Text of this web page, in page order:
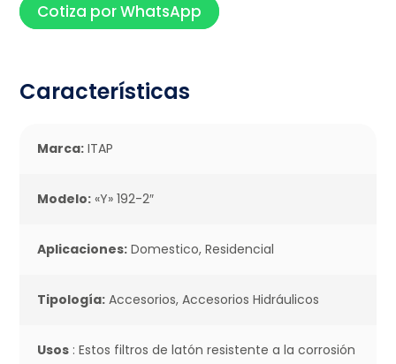
Cotiza por WhatsApp
Características
Marca: ITAP
Modelo: «Y» 192-2″
Aplicaciones: Domestico, Residencial
Tipología: Accesorios, Accesorios Hidráulicos
Usos : Estos filtros de latón resistente a la corrosión